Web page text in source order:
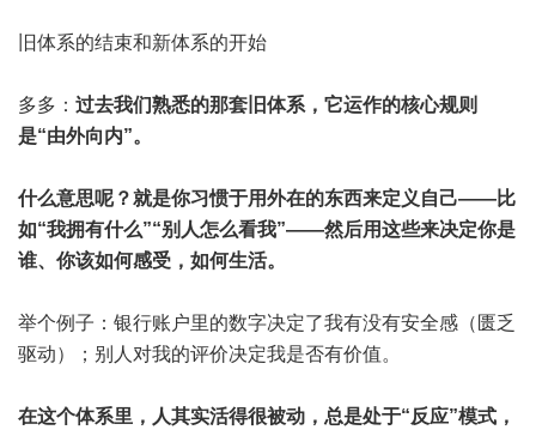
旧体系的结束和新体系的开始
多多： 过去我们熟悉的那套旧体系，它运作的核心规则
是“由外向内”。
什么意思呢？就是你习惯于用外在的东西来定义自己——比
如“我拥有什么”“别人怎么看我”——然后用这些来决定你是
谁、你该如何感受，如何生活。
举个例子：银行账户里的数字决定了我有没有安全感（匮乏
驱动）；别人对我的评价决定我是否有价值。
在这个体系里，人其实活得很被动，总是处于“反应”模式，